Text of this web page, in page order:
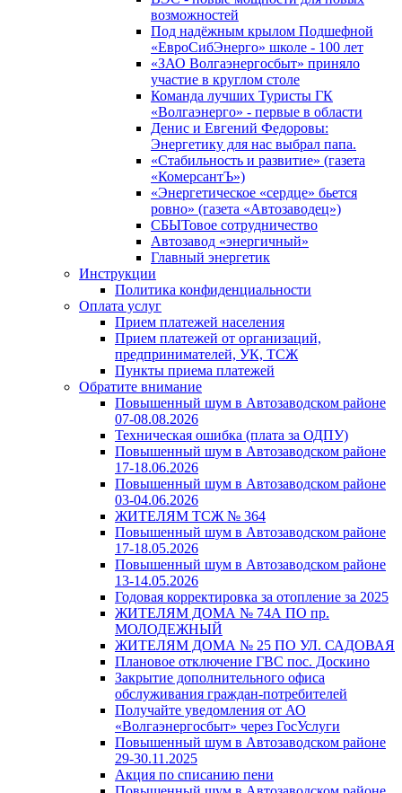
возможностей
Под надёжным крылом Подшефной
«ЕвроСибЭнерго» школе - 100 лет
«ЗАО Волгаэнергосбыт» приняло
участие в круглом столе
Команда лучших Туристы ГК
«Волгаэнерго» - первые в области
Денис и Евгений Федоровы:
Энергетику для нас выбрал папа.
«Стабильность и развитие» (газета
«КомерсантЪ»)
«Энергетическое «сердце» бьется
ровно» (газета «Автозаводец»)
СБЫТовое сотрудничество
Автозавод «энергичный»
Главный энергетик
Инструкции
Политика конфиденциальности
Оплата услуг
Прием платежей населения
Прием платежей от организаций,
предпринимателей, УК, ТСЖ
Пункты приема платежей
Обратите внимание
Повышенный шум в Автозаводском районе
07-08.08.2026
Техническая ошибка (плата за ОДПУ)
Повышенный шум в Автозаводском районе
17-18.06.2026
Повышенный шум в Автозаводском районе
03-04.06.2026
ЖИТЕЛЯМ ТСЖ № 364
Повышенный шум в Автозаводском районе
17-18.05.2026
Повышенный шум в Автозаводском районе
13-14.05.2026
Годовая корректировка за отопление за 2025
ЖИТЕЛЯМ ДОМА № 74А ПО пр.
МОЛОДЕЖНЫЙ
ЖИТЕЛЯМ ДОМА № 25 ПО УЛ. САДОВАЯ
Плановое отключение ГВС пос. Доскино
Закрытие дополнительного офиса
обслуживания граждан-потребителей
Получайте уведомления от АО
«Волгаэнергосбыт» через ГосУслуги
Повышенный шум в Автозаводском районе
29-30.11.2025
Акция по списанию пени